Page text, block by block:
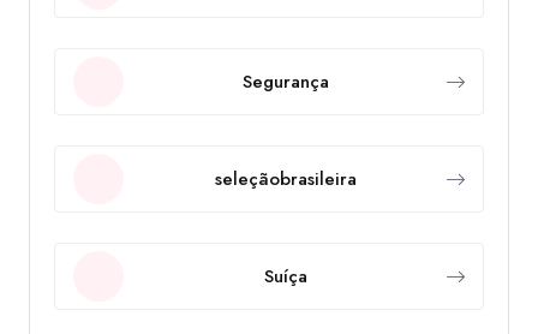
Segurança
seleçãobrasileira
Suíça